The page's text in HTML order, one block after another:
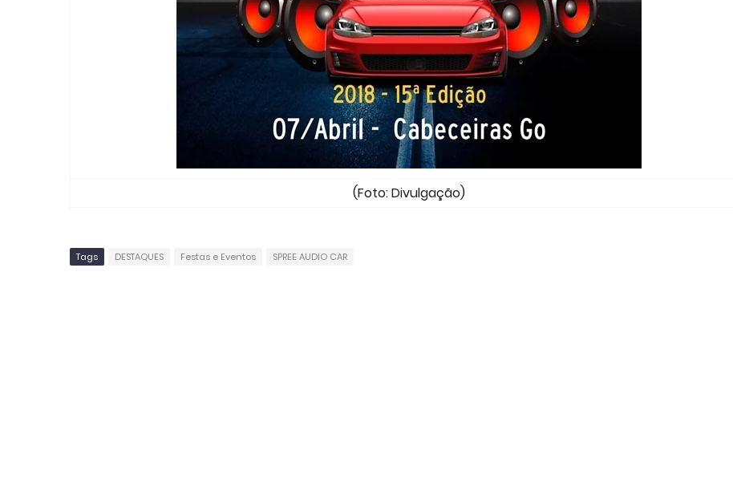
(Foto: Divulgação)
Tags DESTAQUES Festas e Eventos SPREE AUDIO CAR